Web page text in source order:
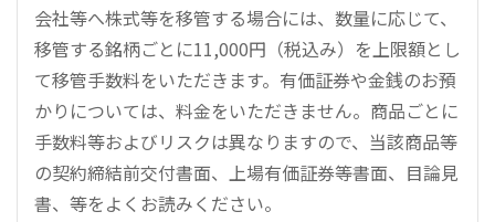
会社等へ株式等を移管する場合には、数量に応じて、
移管する銘柄ごとに11,000円（税込み）を上限額とし
て移管手数料をいただきます。有価証券や金銭のお預
かりについては、料金をいただきません。商品ごとに
手数料等およびリスクは異なりますので、当該商品等
の契約締結前交付書面、上場有価証券等書面、目論見
書、等をよくお読みください。